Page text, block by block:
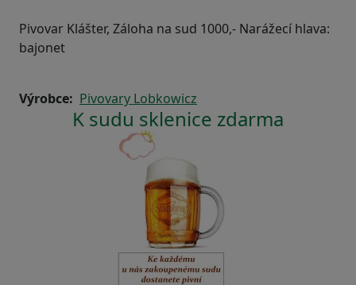
Pivovar Klášter, Záloha na sud 1000,- Narážecí hlava:
bajonet
Výrobce Pivovary Lobkowicz
K sudu sklenice zdarma